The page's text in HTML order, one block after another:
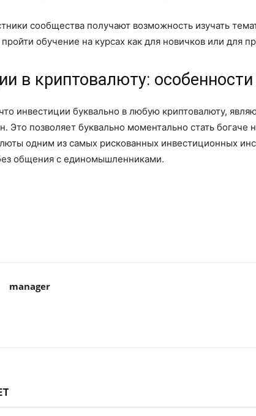
сообщества получают возможность изучать
обучение на курсах как для новичков или для
в криптовалюту: особенности
инвестиции буквально в любую криптовалюту,
Это позволяет буквально моментально стать
одним из самых рискованных инвестиционных
общения с единомышленниками.
manager